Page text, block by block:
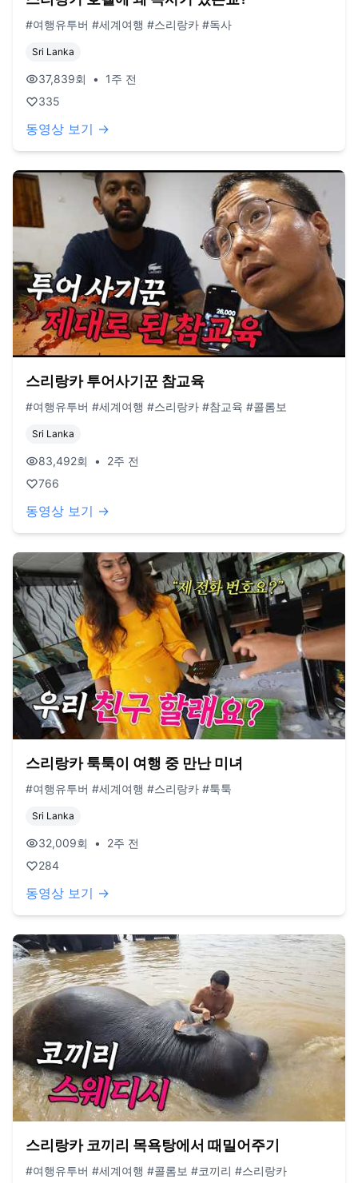
#여행유투버 #세계여행 #스리랑카 #독사
Sri Lanka
37,839회 •
1주 전
335
동영상 보기 →
스리랑카 투어사기꾼 참교육
#여행유투버 #세계여행 #스리랑카 #참교육 #콜롬보
Sri Lanka
83,492회 •
2주 전
766
동영상 보기 →
스리랑카 툭툭이 여행 중 만난 미녀
#여행유투버 #세계여행 #스리랑카 #툭툭
Sri Lanka
32,009회 •
2주 전
284
동영상 보기 →
스리랑카 코끼리 목욕탕에서 때밀어주기
#여행유투버 #세계여행 #콜롬보 #코끼리 #스리랑카